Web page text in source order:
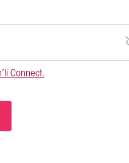
Connect.